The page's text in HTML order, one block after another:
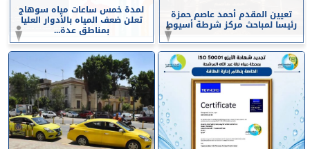
تعيين المقدم أحمد عاصم حمزة
رئيسا لمباحث مركز شرطة أسيوط
لمدة خمس ساعات مياه سوهاج
تعلن ضعف المياه بالأدوار العليا
بمناطق عدة...